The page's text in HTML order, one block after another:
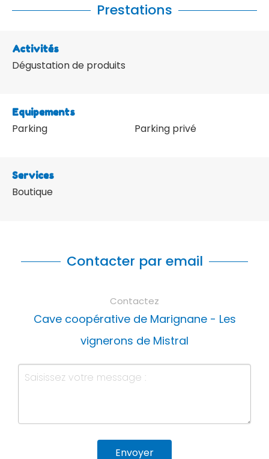
Prestations
Activités
Dégustation de produits
Equipements
Parking Parking privé
Services
Boutique
Contacter par email
Contactez
Cave coopérative de Marignane - Les
vignerons de Mistral
Envoyer